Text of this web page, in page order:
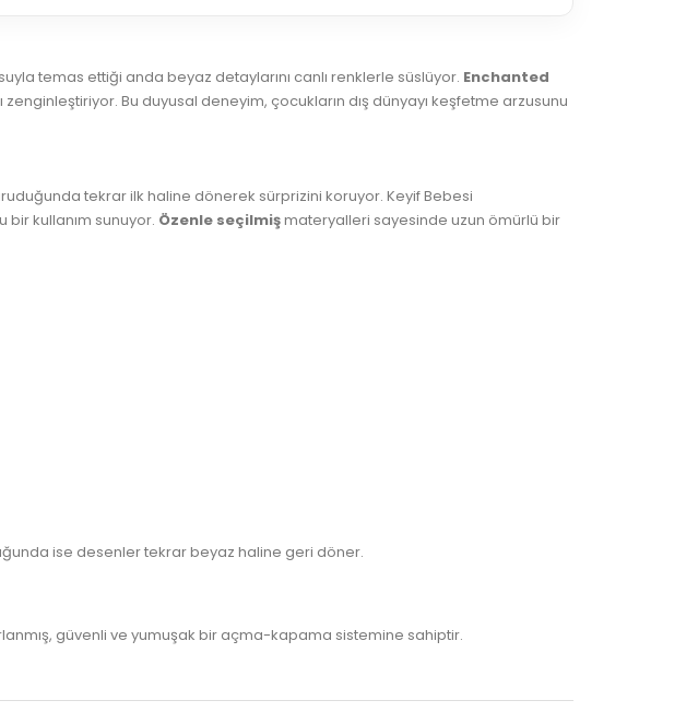
temas ettiği anda beyaz detaylarını canlı renklerle süslüyor. Enchanted
Bu duyusal deneyim, çocukların dış dünyayı keşfetme arzusunu
tekrar ilk haline dönerek sürprizini koruyor. Keyif Bebesi
bir kullanım sunuyor. Özenle seçilmişmateryalleri sayesinde uzun ömürlü bir
ise desenler tekrar beyaz haline geri döner.
güvenli ve yumuşak bir açma-kapama sistemine sahiptir.